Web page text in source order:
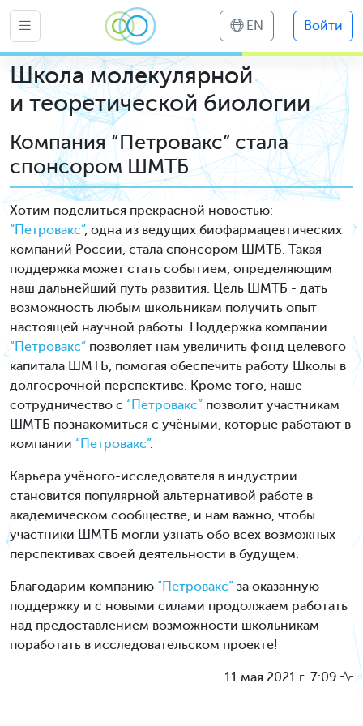
EN Войти
Школа молекулярной
и теоретической биологии
Компания “Петровакс” стала
спонсором ШМТБ
Хотим поделиться прекрасной новостью:
“Петровакс”, одна из ведущих биофармацевтических
компаний России, стала спонсором ШМТБ. Такая
поддержка может стать событием, определяющим
наш дальнейший путь развития. Цель ШМТБ - дать
возможность любым школьникам получить опыт
настоящей научной работы. Поддержка компании
“Петровакс” позволяет нам увеличить фонд целевого
капитала ШМТБ, помогая обеспечить работу Школы в
долгосрочной перспективе. Кроме того, наше
сотрудничество с “Петровакс” позволит участникам
ШМТБ познакомиться с учёными, которые работают в
компании “Петровакс”.
Карьера учёного-исследователя в индустрии
становится популярной альтернативой работе в
академическом сообществе, и нам важно, чтобы
участники ШМТБ могли узнать обо всех возможных
перспективах своей деятельности в будущем.
Благодарим компанию “Петровакс” за оказанную
поддержку и с новыми силами продолжаем работать
над предоставлением возможности школьникам
поработать в исследовательском проекте!
11 мая 2021 г. 7:09